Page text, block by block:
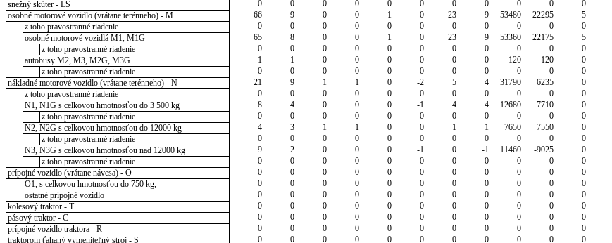
snežný skúter - LS
0 0 0 0 0 0 0 0 0 0 0
osobné motorové vozidlo (vrátane terénneho) - M
66 9 0 0 1 0 23 9 53480 22295 5
z toho pravostranné riadenie
0 0 0 0 0 0 0 0 0 0 0
osobné motorové vozidlá M1, M1G
65 8 0 0 1 0 23 9 53360 22175 5
z toho pravostranné riadenie
0 0 0 0 0 0 0 0 0 0 0
autobusy M2, M3, M2G, M3G
1 1 0 0 0 0 0 0 120 120 0
z toho pravostranné riadenie
0 0 0 0 0 0 0 0 0 0 0
nákladné motorové vozidlo (vrátane terénneho) - N
21 9 1 1 0 -2 5 4 31790 6235 0
z toho pravostranné riadenie
0 0 0 0 0 0 0 0 0 0 0
N1, N1G s celkovou hmotnosťou do 3 500 kg
8 4 0 0 0 -1 4 4 12680 7710 0
z toho pravostranné riadenie
0 0 0 0 0 0 0 0 0 0 0
N2, N2G s celkovou hmotnosťou do 12000 kg
4 3 1 1 0 0 1 1 7650 7550 0
z toho pravostranné riadenie
0 0 0 0 0 0 0 0 0 0 0
N3, N3G s celkovou hmotnosťou nad 12000 kg
9 2 0 0 0 -1 0 -1 11460 -9025 0
z toho pravostranné riadenie
0 0 0 0 0 0 0 0 0 0 0
prípojné vozidlo (vrátane návesa) - O
0 0 0 0 0 0 0 0 0 0 0
O1, s celkovou hmotnosťou do 750 kg,
0 0 0 0 0 0 0 0 0 0 0
ostatné prípojné vozidlo
0 0 0 0 0 0 0 0 0 0 0
kolesový traktor - T
0 0 0 0 0 0 0 0 0 0 0
pásový traktor - C
0 0 0 0 0 0 0 0 0 0 0
prípojné vozidlo traktora - R
0 0 0 0 0 0 0 0 0 0 0
traktorom ťahaný vymeniteľný stroj - S
0 0 0 0 0 0 0 0 0 0 0